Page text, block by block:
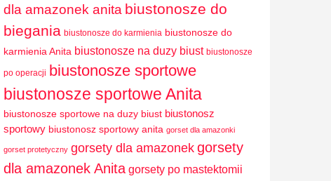
dla amazonek anita biustonosze do
biegania biustonosze do karmienia biustonosze do
karmienia Anita biustonosze na duzy biust biustonosze
po operacji biustonosze sportowe
biustonosze sportowe Anita
biustonosze sportowe na duzy biust biustonosz
sportowy biustonosz sportowy anita gorset dla amazonki
gorset protetyczny gorsety dla amazonekgorsety
dla amazonek Anita gorsety po mastektomii